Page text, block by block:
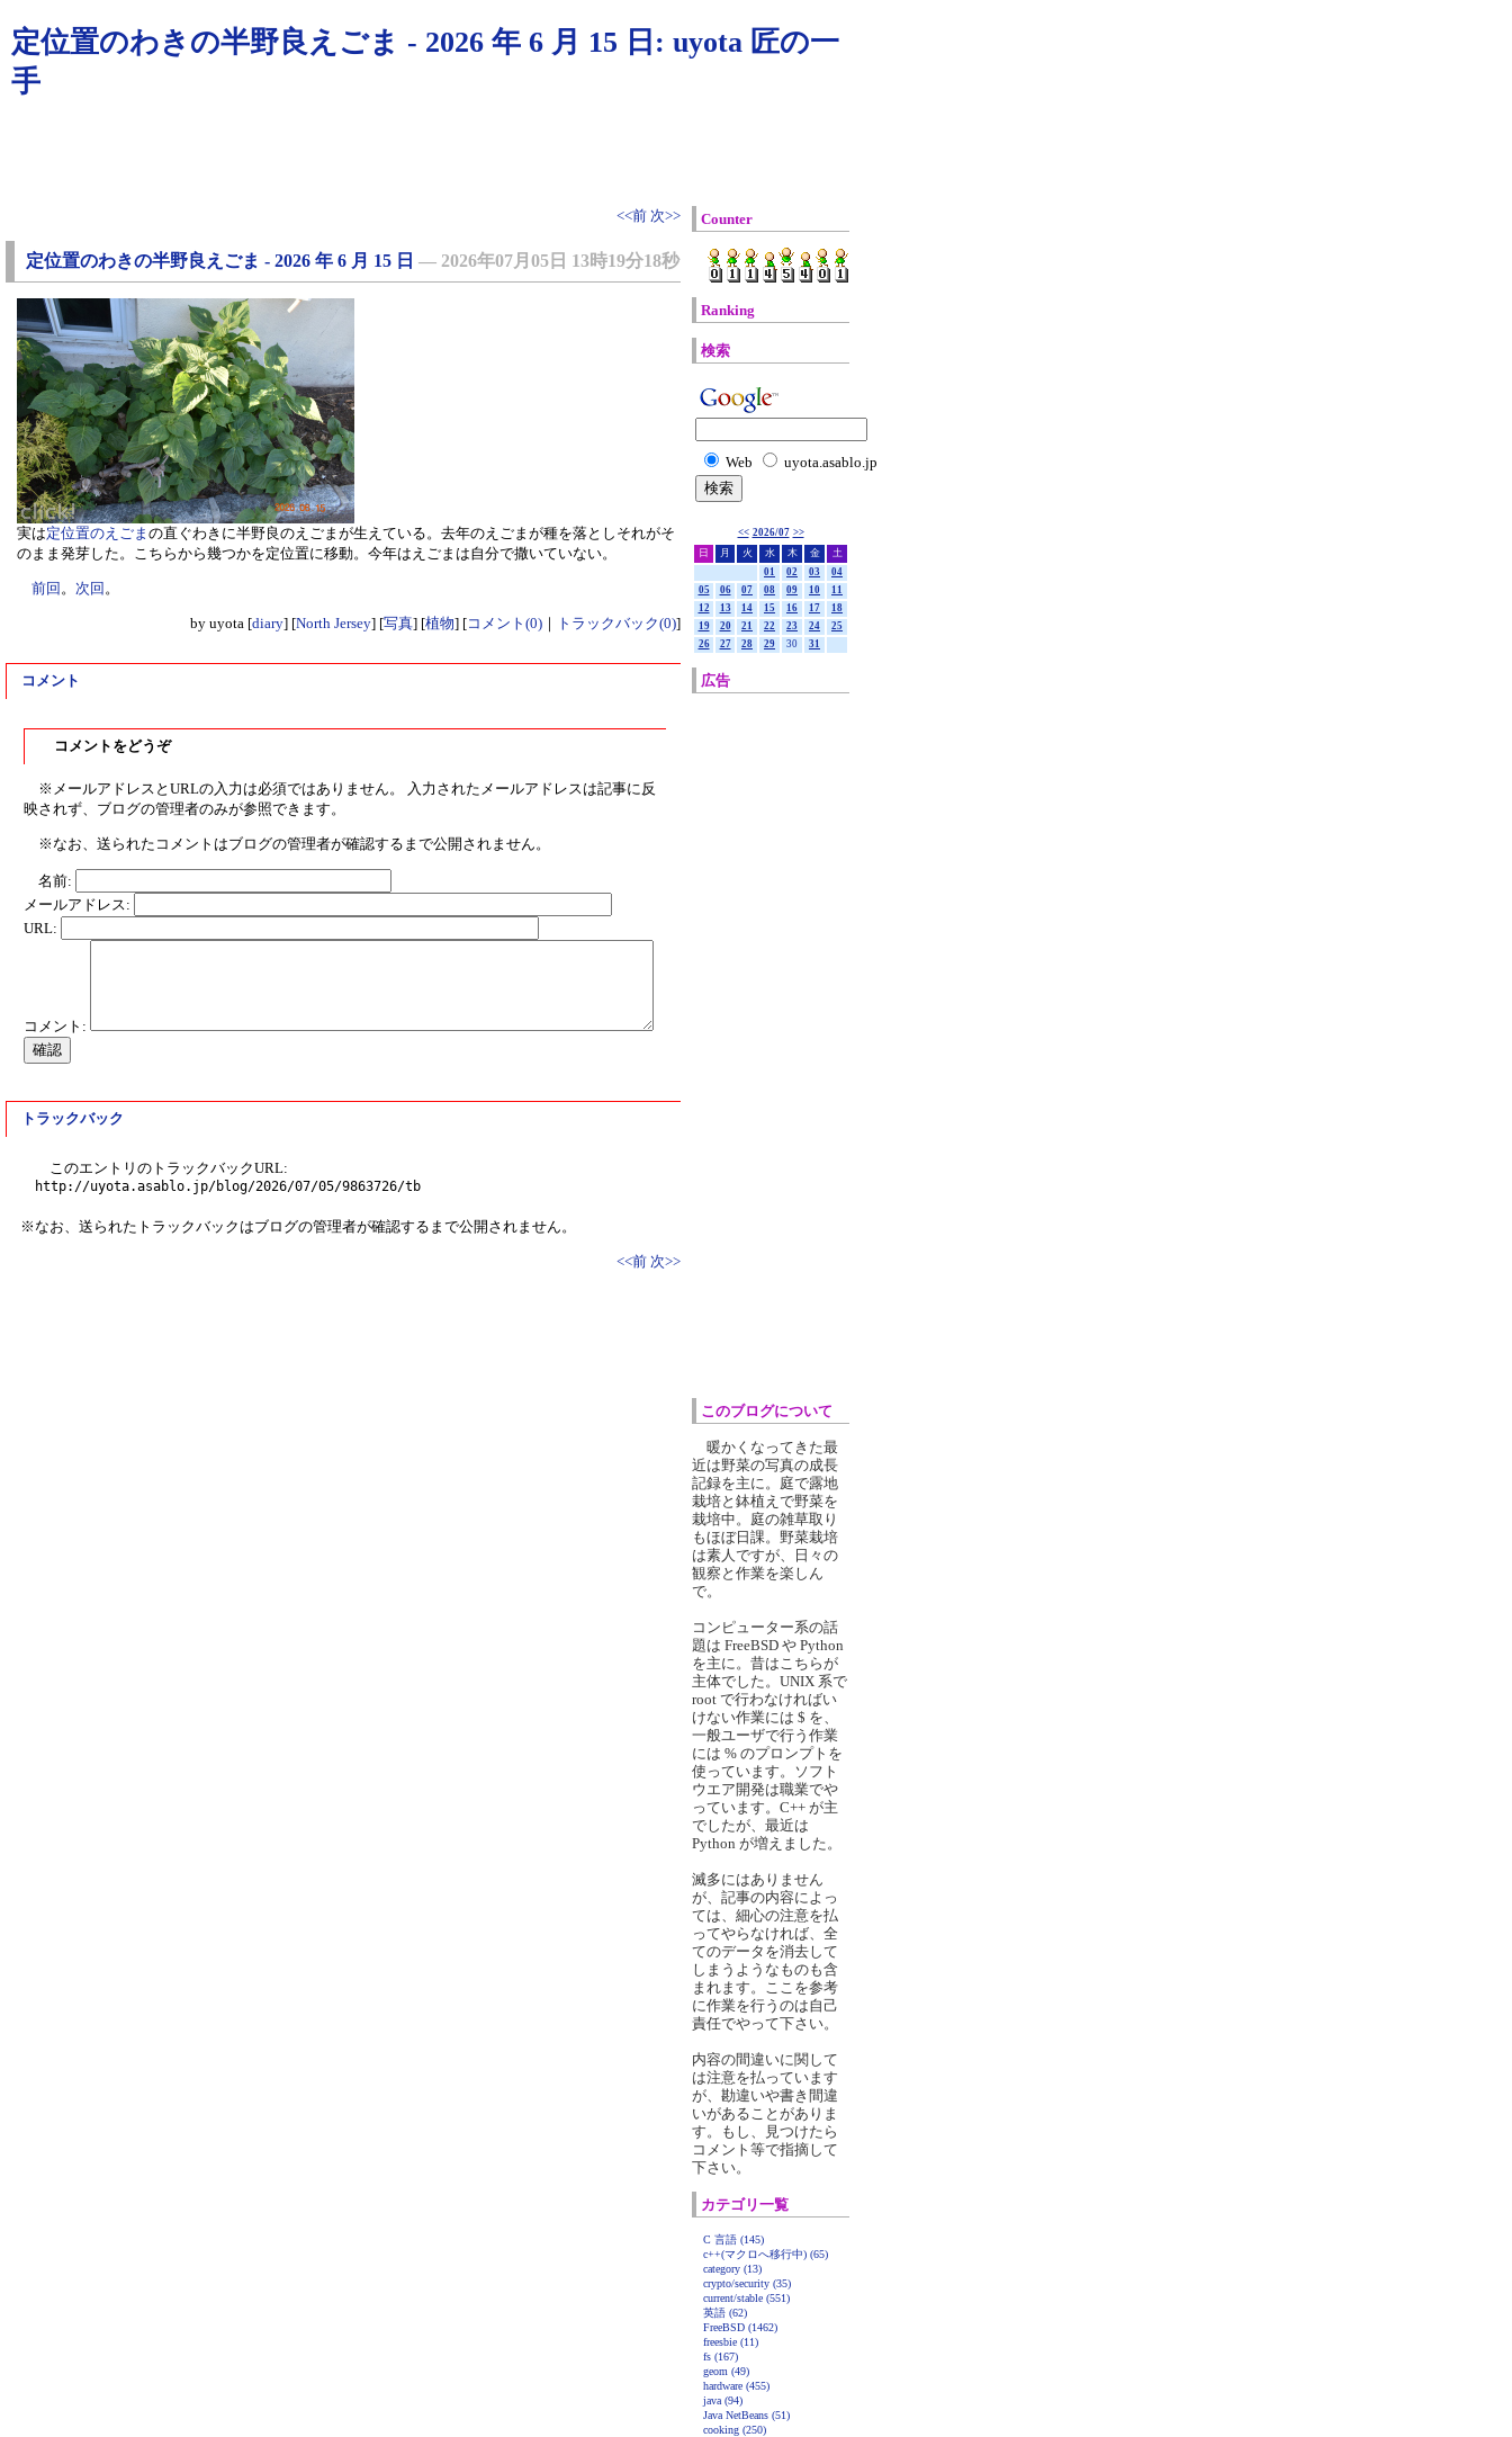
定位置のわきの半野良えごま - 2026 年 6 月 15 日: uyota 匠の一
手
<<前 次>>
定位置のわきの半野良えごま - 2026 年 6 月 15 日 ― 2026年07月05日 13時19分18秒
実は定位置のえごま の直ぐわきに半野良のえごまが生えている。去年のえごまが種を落としそれがそ
のまま発芽した。こちらから幾つかを定位置に移動。今年はえごまは自分で撒いていない。
前回 。 次回 。
by uyota [diary] [North Jersey] [写真] [植物] [コメント(0) ｜ トラックバック(0)]
コメント
コメントをどうぞ
※メールアドレスとURLの入力は必須ではありません。 入力されたメールアドレスは記事に反
映されず、ブログの管理者のみが参照できます。
※なお、送られたコメントはブログの管理者が確認するまで公開されません。
名前:
メールアドレス:
URL:
コメント:
トラックバック
このエントリのトラックバックURL:
http://uyota.asablo.jp/blog/2026/07/05/9863726/tb
※なお、送られたトラックバックはブログの管理者が確認するまで公開されません。
<<前 次>>
Counter
Ranking
検索
Web uyota.asablo.jp
<< 2026/07 >>
日
月 火 水 木 金
土
01
02 03
04
05
06 07 08 09 10
11
12
13 14 15 16 17
18
19
20 21 22 23 24
25
26
27 28 29 30 31
広告
このブログについて
暖かくなってきた最
近は野菜の写真の成長
記録を主に。庭で露地
栽培と鉢植えで野菜を
栽培中。庭の雑草取り
もほぼ日課。野菜栽培
は素人ですが、日々の
観察と作業を楽しん
で。
コンピューター系の話
題は FreeBSD や Python
を主に。昔はこちらが
主体でした。UNIX 系で
root で行わなければい
けない作業には $ を、
一般ユーザで行う作業
には % のプロンプトを
使っています。ソフト
ウエア開発は職業でや
っています。C++ が主
でしたが、最近は
Python が増えました。
滅多にはありません
が、記事の内容によっ
ては、細心の注意を払
ってやらなければ、全
てのデータを消去して
しまうようなものも含
まれます。ここを参考
に作業を行うのは自己
責任でやって下さい。
内容の間違いに関して
は注意を払っています
が、勘違いや書き間違
いがあることがありま
す。もし、見つけたら
コメント等で指摘して
下さい。
カテゴリ一覧
C 言語 (145)
c++(マクロへ移行中) (65)
category (13)
crypto/security (35)
current/stable (551)
英語 (62)
FreeBSD (1462)
freesbie (11)
fs (167)
geom (49)
hardware (455)
java (94)
Java NetBeans (51)
cooking (250)